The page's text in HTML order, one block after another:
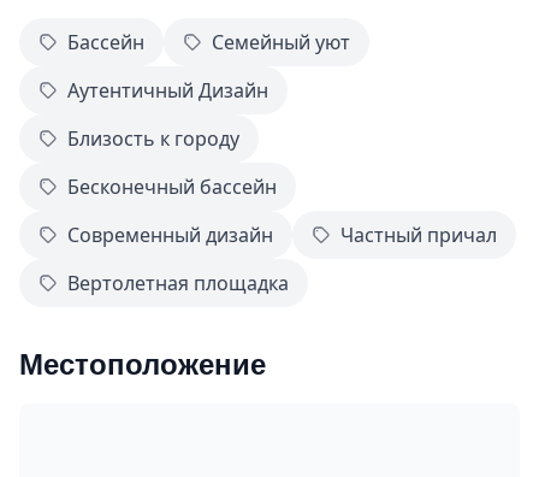
Бассейн
Семейный уют
Аутентичный Дизайн
Близость к городу
Бесконечный бассейн
Современный дизайн
Частный причал
Вертолетная площадка
Местоположение